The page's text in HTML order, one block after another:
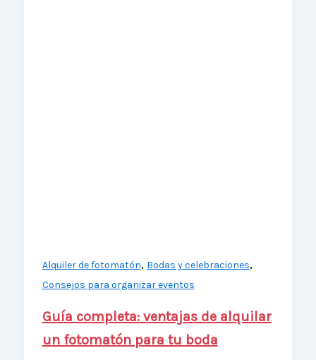
Alquiler de fotomatón, Bodas y celebraciones,
Consejos para organizar eventos
Guía completa: ventajas de alquilar
un fotomatón para tu boda